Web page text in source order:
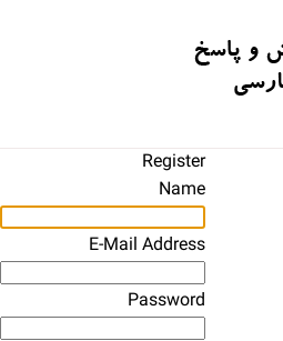
Register
Name
E-Mail Address
Password